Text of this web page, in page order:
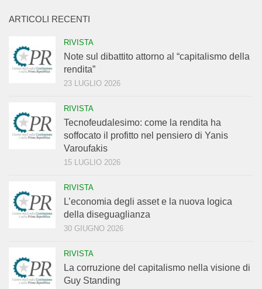
ARTICOLI RECENTI
RIVISTA
Note sul dibattito attorno al “capitalismo della
rendita”
23 LUGLIO 2026
RIVISTA
Tecnofeudalesimo: come la rendita ha
soffocato il profitto nel pensiero di Yanis
Varoufakis
15 LUGLIO 2026
RIVISTA
L’economia degli asset e la nuova logica
della diseguaglianza
30 GIUGNO 2026
RIVISTA
La corruzione del capitalismo nella visione di
Guy Standing